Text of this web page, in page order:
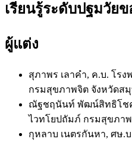
เรียนรู้ระดับปฐมวัย
ผู้แต่ง
สุภาพร เลาคำ, ค.บ. โรง
กรมสุขภาพจิต จังหวัดส
ณัฐชฤนันท์ พัฒน์สิทธิโช
ไวทโยปถัมภ์ กรมสุขภา
กุหลาบ เนตรกันหา, ศษ.บ